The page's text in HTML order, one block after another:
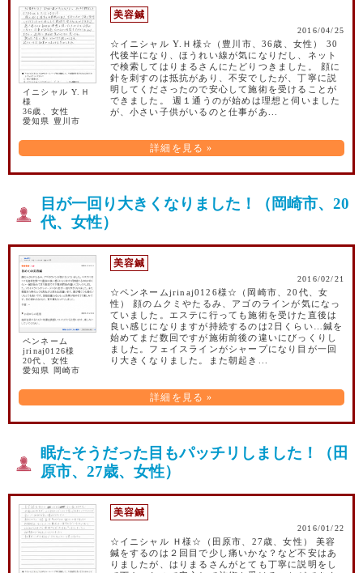
イニシャル Y.Ｈ
様
36歳、女性
愛知県 豊川市
美容鍼
2016/04/25
☆イニシャル Y.Ｈ様☆（豊川市、36歳、女性） 30
代後半になり、ほうれい線が気になりだし、ネット
で検索してはりまるさんにたどりつきました。 顔に
針を刺すのは抵抗があり、不安でしたが、丁寧に説
明してくださったので安心して施術を受けることが
できました。 週１通うのが始めは理想と伺いました
が、小さい子供がいるのと仕事があ...
詳細を見る »
目が一回り大きくなりました！（岡崎市、20
代、女性）
ペンネーム
jrinaj0126様
20代、女性
愛知県 岡崎市
美容鍼
2016/02/21
☆ペンネームjrinaj0126様☆（岡崎市、20代、女
性） 顔のムクミやたるみ、アゴのラインが気になっ
ていました。エステに行っても施術を受けた直後は
良い感じになりますが持続するのは2日くらい…鍼を
始めてまだ数回ですが施術前後の違いにびっくりし
ました。フェイスラインがシャープになり目が一回
り大きくなりました。また朝起き...
詳細を見る »
眠たそうだった目もパッチリしました！（田
原市、27歳、女性）
美容鍼
2016/01/22
☆イニシャル Ｈ様☆（田原市、27歳、女性） 美容
鍼をするのは２回目で少し痛いかな？など不安はあ
りましたが、はりまるさんがとても丁寧に説明をし